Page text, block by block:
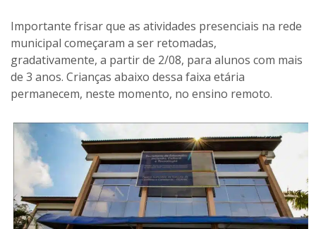
Importante frisar que as atividades presenciais na rede
municipal começaram a ser retomadas,
gradativamente, a partir de 2/08, para alunos com mais
de 3 anos. Crianças abaixo dessa faixa etária
permanecem, neste momento, no ensino remoto.